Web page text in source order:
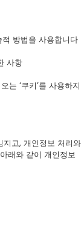
방법을 사용합니다
사항
는 ‘쿠키’를 사용하지
고, 개인정보 처리와
래와 같이 개인정보